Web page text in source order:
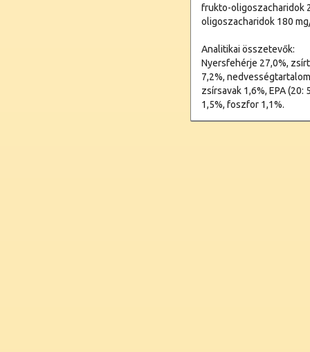
frukto-oligoszacharidok
oligoszacharidok 180
Analitikai összetevők:
Nyersfehérje 27,0%,
7,2%,
zsírsavak 1,6%, EPA (20:
1,5%, foszfor 1,1%.